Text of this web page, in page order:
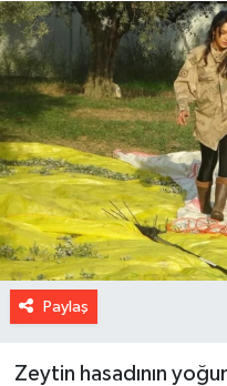
Paylaş
Zeytin hasadının